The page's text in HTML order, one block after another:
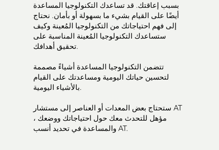
بسبب إعاقتك. قد تساعدك التكنولوجيا المساعدة
أيضًا على القيام بشيء ما بسهولة أو بأمان. نحتاج
إلى فهم احتياجاتك من التكنولوجيا المُعينة وكيف
ستساعدك التكنولوجيا المُعينة المناسبة على
تحقيق أهدافك.
تتضمن التكنولوجيا المساعدة أشياءً مصممة
لتحسين حياتك اليومية ومساعدتك على القيام
بالأشياء اليومية.
ستحتاج بعض المعدات أو العناصر إلى مستشار AT
مؤهل للتحدث معك حول احتياجاتك ووضعك ،
والمساعدة في تحديد أنسب AT.